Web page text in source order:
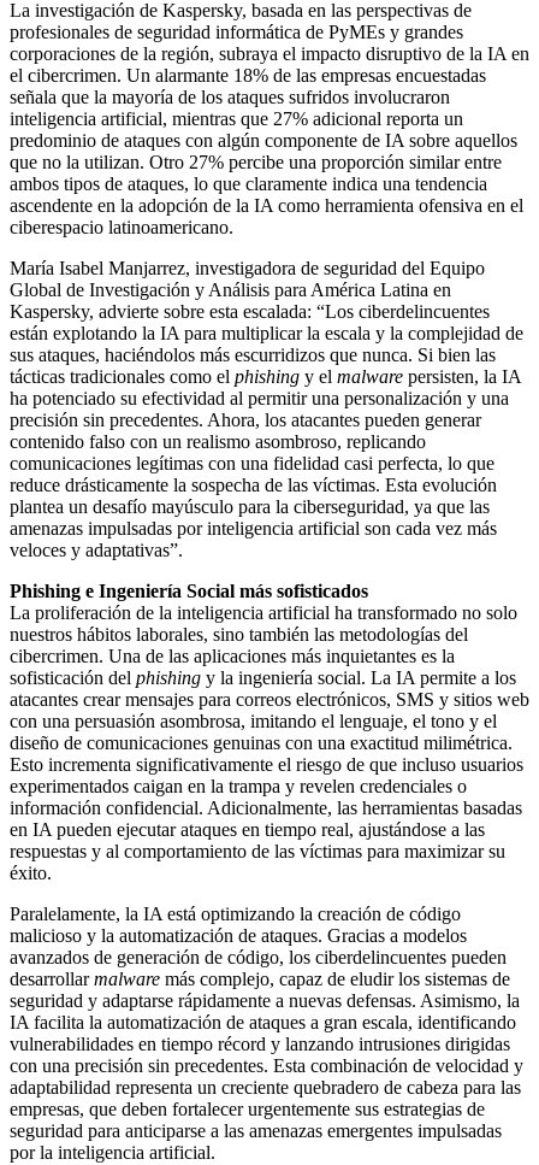
La investigación de Kaspersky, basada en las perspectivas de
profesionales de seguridad informática de PyMEs y grandes
corporaciones de la región, subraya el impacto disruptivo de la IA en
el cibercrimen. Un alarmante 18% de las empresas encuestadas
señala que la mayoría de los ataques sufridos involucraron
inteligencia artificial, mientras que 27% adicional reporta un
predominio de ataques con algún componente de IA sobre aquellos
que no la utilizan. Otro 27% percibe una proporción similar entre
ambos tipos de ataques, lo que claramente indica una tendencia
ascendente en la adopción de la IA como herramienta ofensiva en el
ciberespacio latinoamericano.
María Isabel Manjarrez, investigadora de seguridad del Equipo
Global de Investigación y Análisis para América Latina en
Kaspersky, advierte sobre esta escalada: “Los ciberdelincuentes
están explotando la IA para multiplicar la escala y la complejidad de
sus ataques, haciéndolos más escurridizos que nunca. Si bien las
tácticas tradicionales como el phishing y el malware persisten, la IA
ha potenciado su efectividad al permitir una personalización y una
precisión sin precedentes. Ahora, los atacantes pueden generar
contenido falso con un realismo asombroso, replicando
comunicaciones legítimas con una fidelidad casi perfecta, lo que
reduce drásticamente la sospecha de las víctimas. Esta evolución
plantea un desafío mayúsculo para la ciberseguridad, ya que las
amenazas impulsadas por inteligencia artificial son cada vez más
veloces y adaptativas”.
Phishing e Ingeniería Social más sofisticados
La proliferación de la inteligencia artificial ha transformado no solo
nuestros hábitos laborales, sino también las metodologías del
cibercrimen. Una de las aplicaciones más inquietantes es la
sofisticación del phishing y la ingeniería social. La IA permite a los
atacantes crear mensajes para correos electrónicos, SMS y sitios web
con una persuasión asombrosa, imitando el lenguaje, el tono y el
diseño de comunicaciones genuinas con una exactitud milimétrica.
Esto incrementa significativamente el riesgo de que incluso usuarios
experimentados caigan en la trampa y revelen credenciales o
información confidencial. Adicionalmente, las herramientas basadas
en IA pueden ejecutar ataques en tiempo real, ajustándose a las
respuestas y al comportamiento de las víctimas para maximizar su
éxito.
Paralelamente, la IA está optimizando la creación de código
malicioso y la automatización de ataques. Gracias a modelos
avanzados de generación de código, los ciberdelincuentes pueden
desarrollarmalware más complejo, capaz de eludir los sistemas de
seguridad y adaptarse rápidamente a nuevas defensas. Asimismo, la
IA facilita la automatización de ataques a gran escala, identificando
vulnerabilidades en tiempo récord y lanzando intrusiones dirigidas
con una precisión sin precedentes. Esta combinación de velocidad y
adaptabilidad representa un creciente quebradero de cabeza para las
empresas, que deben fortalecer urgentemente sus estrategias de
seguridad para anticiparse a las amenazas emergentes impulsadas
por la inteligencia artificial.